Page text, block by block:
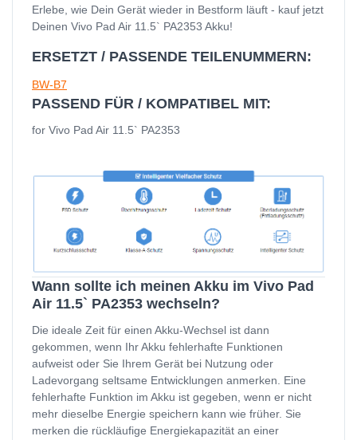
Erlebe, wie Dein Gerät wieder in Bestform läuft - kauf jetzt
Deinen Vivo Pad Air 11.5` PA2353 Akku!
ERSETZT / PASSENDE TEILENUMMERN:
BW-B7
PASSEND FÜR / KOMPATIBEL MIT:
for Vivo Pad Air 11.5` PA2353
Wann sollte ich meinen Akku im Vivo Pad
Air 11.5` PA2353 wechseln?
Die ideale Zeit für einen Akku-Wechsel ist dann
gekommen, wenn Ihr Akku fehlerhafte Funktionen
aufweist oder Sie Ihrem Gerät bei Nutzung oder
Ladevorgang seltsame Entwicklungen anmerken. Eine
fehlerhafte Funktion im Akku ist gegeben, wenn er nicht
mehr dieselbe Energie speichern kann wie früher. Sie
merken die rückläufige Energiekapazität an einer